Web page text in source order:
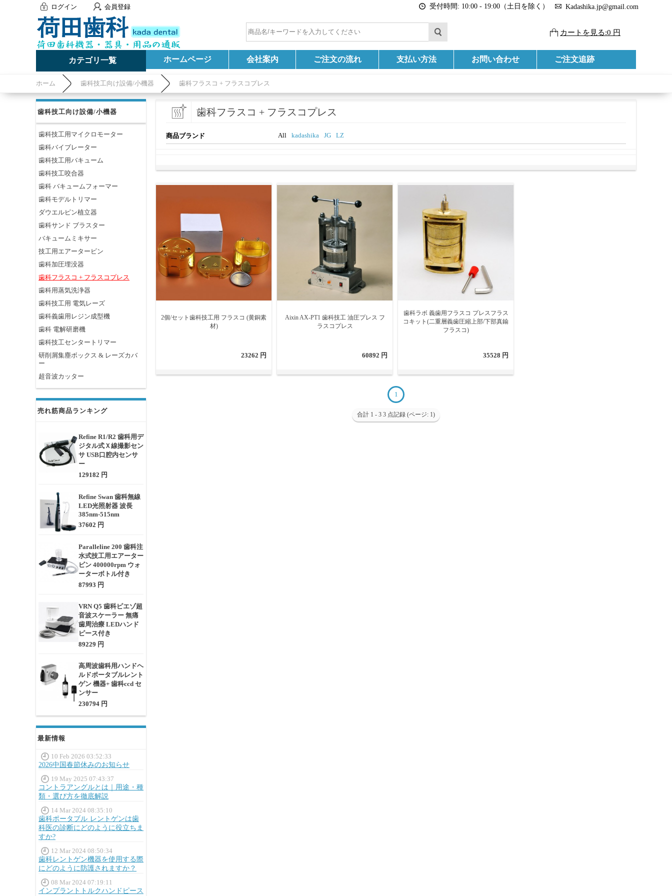
ログイン 会員登録 受付時間: 10:00 - 19:00（土日を除く） Kadashika.jp@gmail.com
カートを見る:0 円
カテゴリ一覧 ホームページ 会社案内 ご注文の流れ 支払い方法 お問い合わせ ご注文追跡
ホーム 歯科技工向け設備/小機器 歯科フラスコ + フラスコプレス
歯科技工向け設備/小機器
歯科技工用マイクロモーター
歯科バイブレーター
歯科技工用バキューム
歯科技工咬合器
歯科 バキュームフォーマー
歯科モデルトリマー
ダウエルピン植立器
歯科サンド ブラスター
バキュームミキサー
技工用エアータービン
歯科加圧埋没器
歯科フラスコ + フラスコプレス
歯科用蒸気洗浄器
歯科技工用 電気レーズ
歯科義歯用レジン成型機
歯科 電解研磨機
歯科技工センタートリマー
研削屑集塵ボックス & レーズカバ
ー
超音波カッター
売れ筋商品ランキング
Refine R1/R2 歯科用デ
ジタル式Ｘ線撮影セン
サ USB口腔内センサ
ー
129182 円
Refine Swan 歯科無線
LED光照射器 波長
385nm-515nm
37602 円
Paralleline 200 歯科注
水式技工用エアーター
ビン 400000rpm ウォ
ーターボトル付き
87993 円
VRN Q5 歯科ピエゾ超
音波スケーラー 無痛
歯周治療 LEDハンド
ピース付き
89229 円
高周波歯科用ハンドヘ
ルドポータブルレント
ゲン 機器+ 歯科ccd セ
ンサー
230794 円
最新情報
10 Feb 2026 03:52:33
2026中国春節休みのお知らせ
19 May 2025 07:43:37
コントラアングルとは｜用途・種
類・選び方を徹底解説
14 Mar 2024 08:35:10
歯科ポータブル レントゲンは歯
科医の診断にどのように役立ちま
すか?
12 Mar 2024 08:50:34
歯科レントゲン機器を使用する際
にどのように防護されますか？
08 Mar 2024 07:19:11
インプラントトルクハンドピース
歯科フラスコ + フラスコプレス
商品ブランド All kadashika JG LZ
2個/セット歯科技工用 フラスコ (黄銅素
材)
23262 円
Aixin AX-PT1 歯科技工 油圧プレス フ
ラスコプレス
60892 円
歯科ラボ 義歯用フラスコ プレスフラス
コキット(二重層義歯圧縮上部/下部真鍮
フラスコ)
35528 円
1
合計 1 - 3 3 点記録 (ページ: 1)